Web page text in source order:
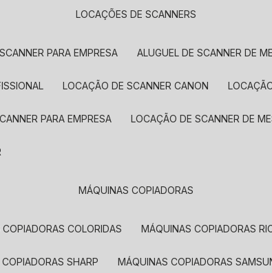
LOCAÇÕES DE SCANNERS
SCANNER PARA EMPRESA ALUGUEL DE SCANNER DE
LOCAÇÃO DE SCANNER CANON
PARA EMPRESA LOCAÇÃO DE SCANNER DE
MÁQUINAS COPIADORAS
COPIADORAS COLORIDAS MÁQUINAS COPIADORAS
COPIADORAS SHARP MÁQUINAS COPIADORAS